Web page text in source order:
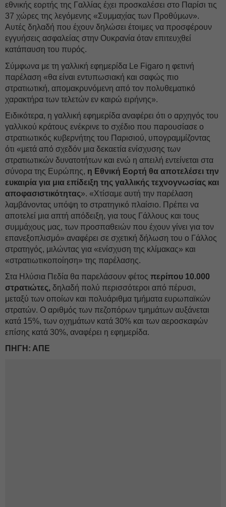
εθνικής εορτής της Γαλλίας έχει προσκαλέσει στο Παρίσι τις
37 χώρες της λεγόμενης «Συμμαχίας των Προθύμων».
Αυτές δηλαδή που έχουν δηλώσει έτοιμες να προσφέρουν
εγγυήσεις ασφαλείας στην Ουκρανία όταν επιτευχθεί
κατάπαυση του πυρός.
Σύμφωνα με τη γαλλική εφημερίδα Le Figaro η φετινή
παρέλαση «θα είναι εντυπωσιακή και σαφώς πιο
στρατιωτική, απομακρυνόμενη από τον πολυθεματικό
χαρακτήρα των τελετών εν καιρώ ειρήνης».
Ειδικότερα, η γαλλική εφημερίδα αναφέρει ότι ο αρχηγός του
γαλλικού κράτους ενέκρινε το σχέδιο που παρουσίασε ο
στρατιωτικός κυβερνήτης του Παρισιού, υπογραμμίζοντας
ότι «μετά από σχεδόν μια δεκαετία ενίσχυσης των
στρατιωτικών δυνατοτήτων και ενώ η απειλή εντείνεται στα
σύνορα της Ευρώπης, η Εθνική Εορτή θα αποτελέσει την
ευκαιρία για μια επίδειξη της γαλλικής τεχνογνωσίας και
αποφασιστικότητας». «Χτίσαμε αυτή την παρέλαση
λαμβάνοντας υπόψη το στρατηγικό πλαίσιο. Πρέπει να
αποτελεί μια απτή απόδειξη, για τους Γάλλους και τους
συμμάχους μας, των προσπαθειών που έχουν γίνει για τον
επανεξοπλισμό» αναφέρει σε σχετική δήλωση του ο Γάλλος
στρατηγός, μιλώντας για «ενίσχυση της κλίμακας» και
«στρατιωτικοποίηση» της παρέλασης.
Στα Ηλύσια Πεδία θα παρελάσουν φέτος περίπου 10.000
στρατιώτες, δηλαδή πολύ περισσότεροι από πέρυσι,
μεταξύ των οποίων και πολυάριθμα τμήματα ευρωπαϊκών
στρατών. Ο αριθμός των πεζοπόρων τμημάτων αυξάνεται
κατά 15%, των οχημάτων κατά 30% και των αεροσκαφών
επίσης κατά 30%, αναφέρει η εφημερίδα.
ΠΗΓΗ: ΑΠΕ